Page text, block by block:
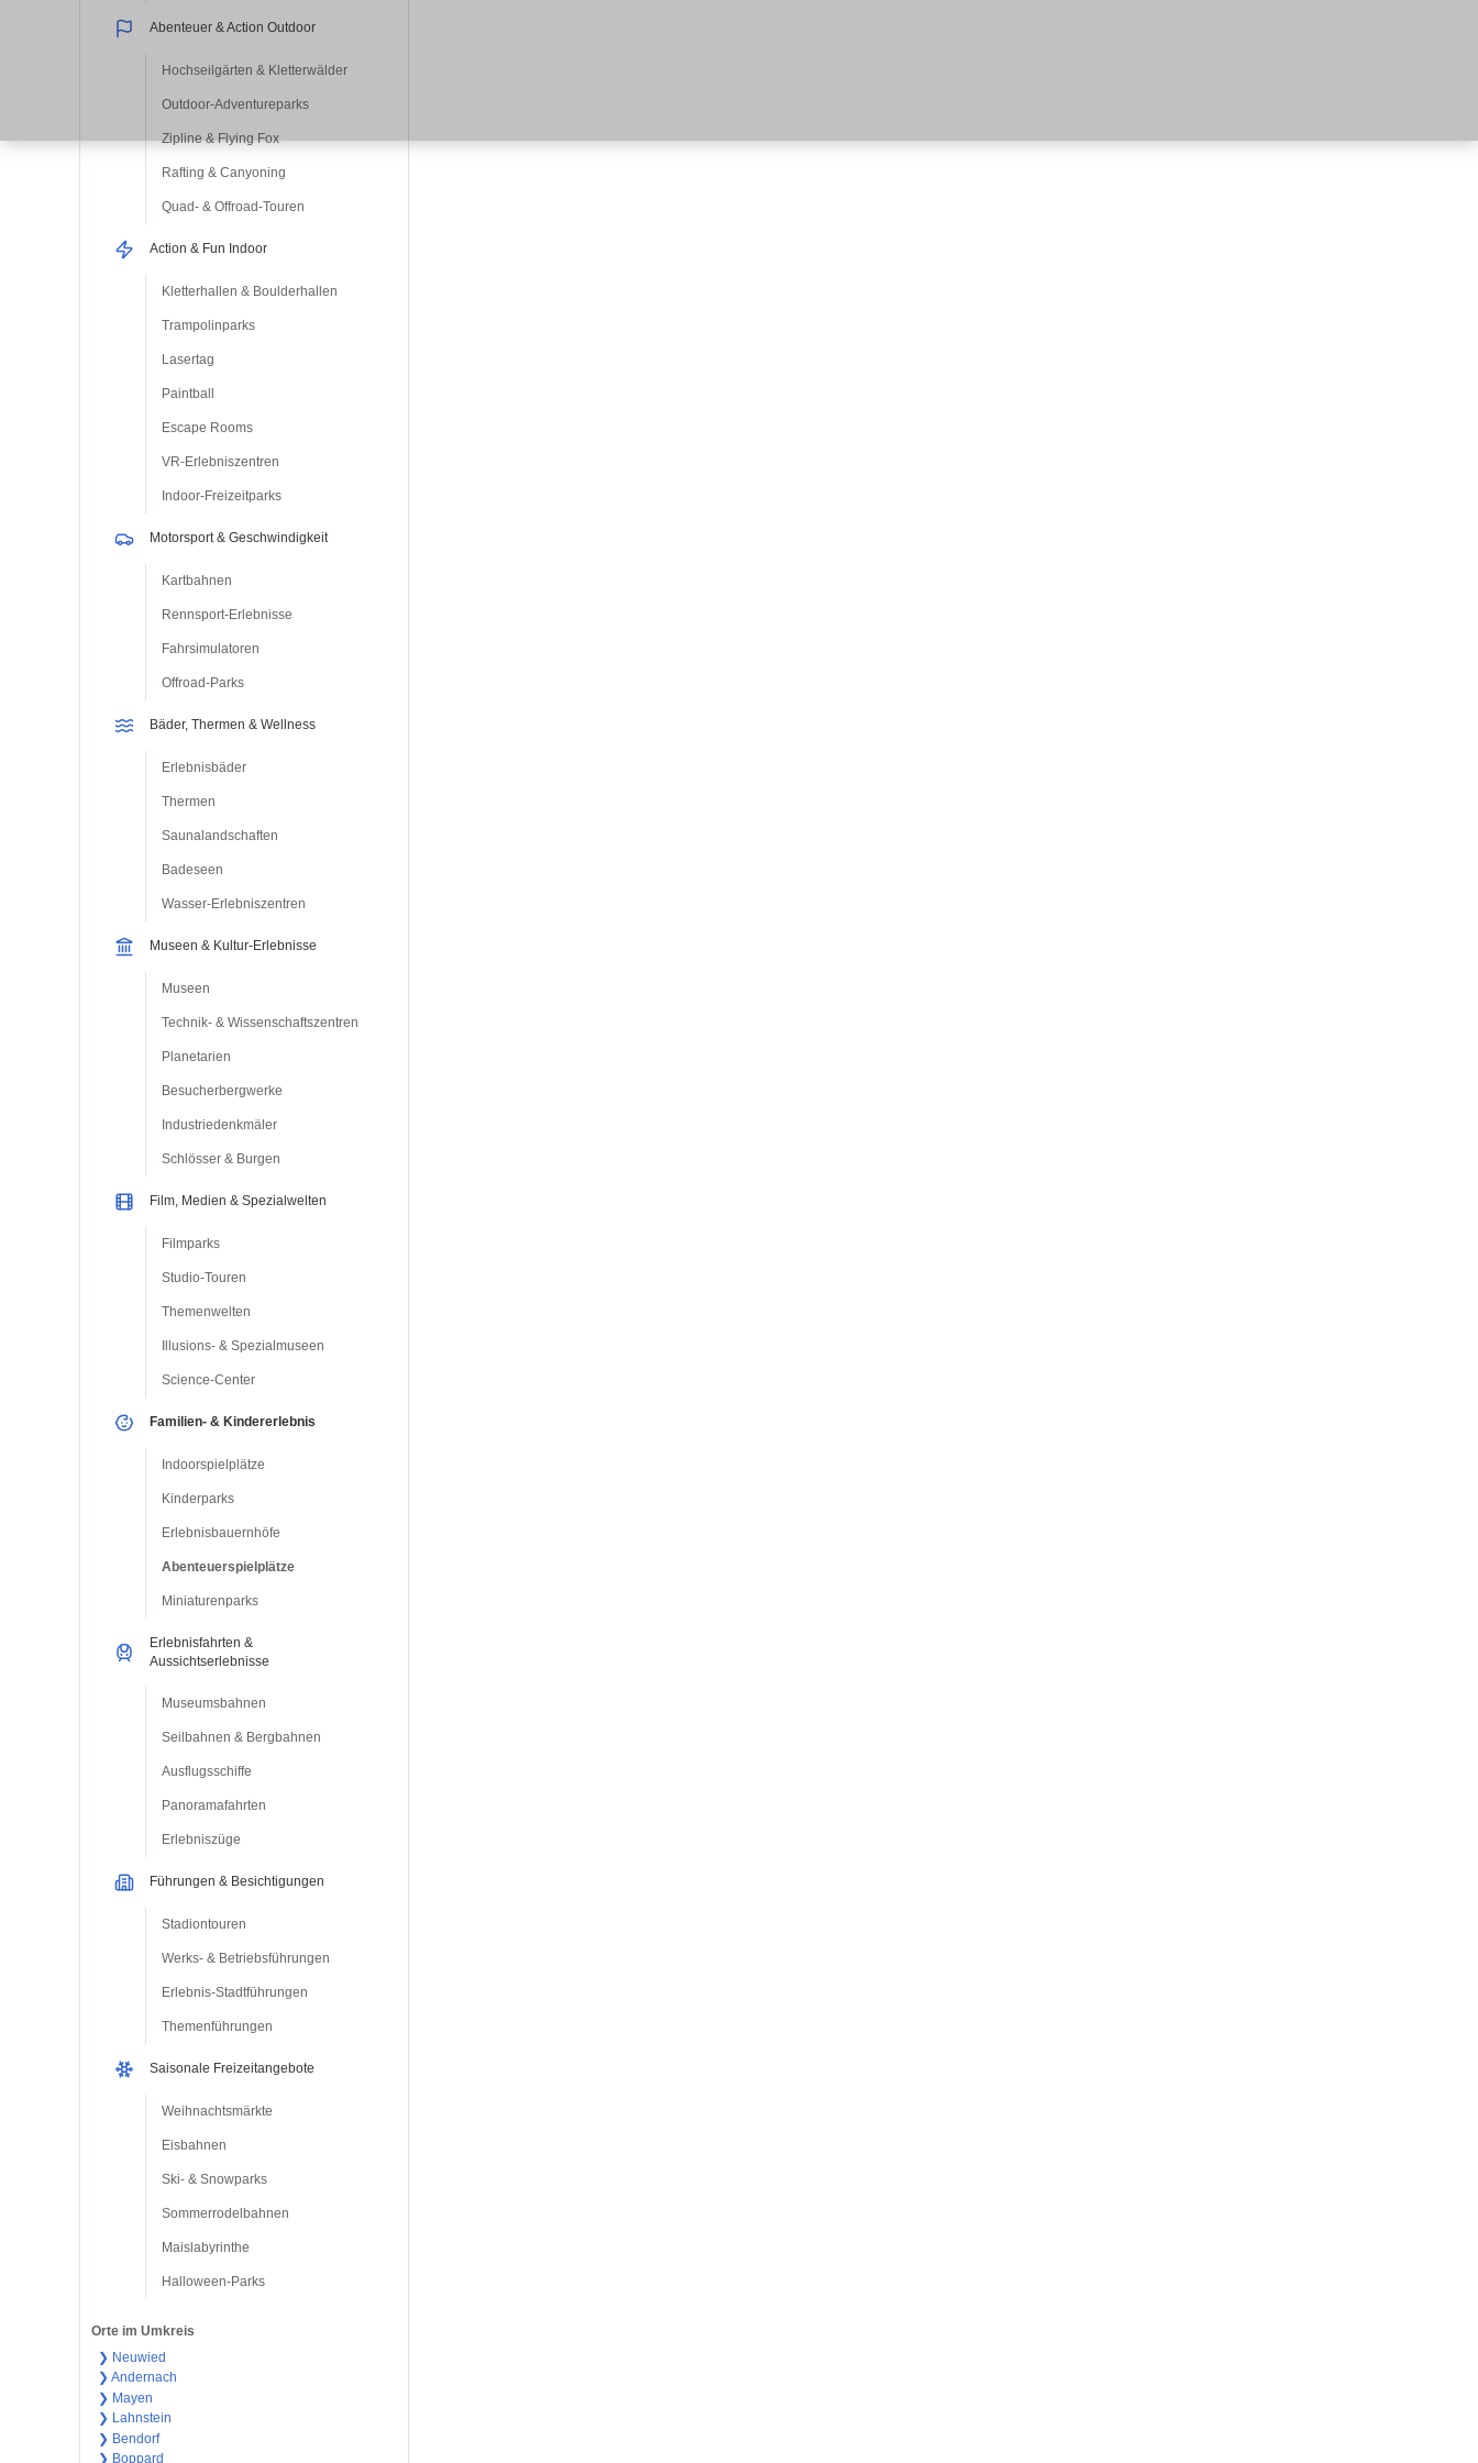
Abenteuer & Action Outdoor
Hochseilgärten & Kletterwälder
Outdoor-Adventureparks
Zipline & Flying Fox
Rafting & Canyoning
Quad- & Offroad-Touren
Action & Fun Indoor
Kletterhallen & Boulderhallen
Trampolinparks
Lasertag
Paintball
Escape Rooms
VR-Erlebniszentren
Indoor-Freizeitparks
Motorsport & Geschwindigkeit
Kartbahnen
Rennsport-Erlebnisse
Fahrsimulatoren
Offroad-Parks
Bäder, Thermen & Wellness
Erlebnisbäder
Thermen
Saunalandschaften
Badeseen
Wasser-Erlebniszentren
Museen & Kultur-Erlebnisse
Museen
Technik- & Wissenschaftszentren
Planetarien
Besucherbergwerke
Industriedenkmäler
Schlösser & Burgen
Film, Medien & Spezialwelten
Filmparks
Studio-Touren
Themenwelten
Illusions- & Spezialmuseen
Science-Center
Familien- & Kindererlebnis
Indoorspielplätze
Kinderparks
Erlebnisbauernhöfe
Abenteuerspielplätze
Miniaturenparks
Erlebnisfahrten &
Aussichtserlebnisse
Museumsbahnen
Seilbahnen & Bergbahnen
Ausflugsschiffe
Panoramafahrten
Erlebniszüge
Führungen & Besichtigungen
Stadiontouren
Werks- & Betriebsführungen
Erlebnis-Stadtführungen
Themenführungen
Saisonale Freizeitangebote
Weihnachtsmärkte
Eisbahnen
Ski- & Snowparks
Sommerrodelbahnen
Maislabyrinthe
Halloween-Parks
Orte im Umkreis
❯ Neuwied
❯ Andernach
❯ Mayen
❯ Lahnstein
❯ Bendorf
❯ Boppard